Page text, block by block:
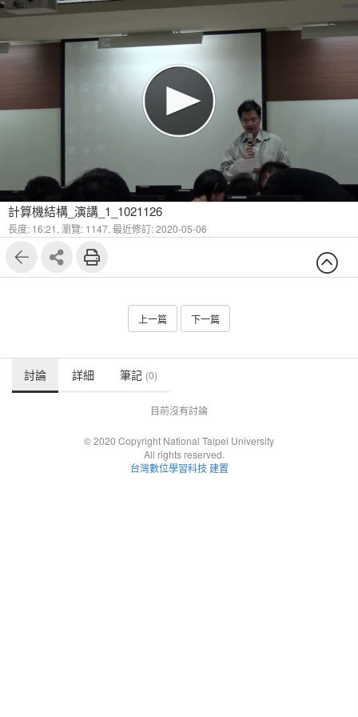
計算機結構_演講_1_1021126
長度: 16:21, 瀏覽: 1147, 最近修訂: 2020-05-06
上一篇 下一篇
討論 詳細 筆記 (0)
目前沒有討論
© 2020 Copyright National Taipei University
All rights reserved.
台灣數位學習科技 建置